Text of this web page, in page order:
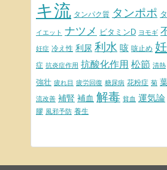
キ流 タンパク質 タンポポ
イエット ナツメ ビタミンD ヨモギ
妊症 冷え性 利尿 利水 咳 咳止め
症 抗炎症作用 抗酸化作用 松節 清熱
強壮 疲れ目 疲労回復 糖尿病 花粉症 菊
流改善 補腎 補血 解毒 貧血 運気論
膠 風邪予防 養生